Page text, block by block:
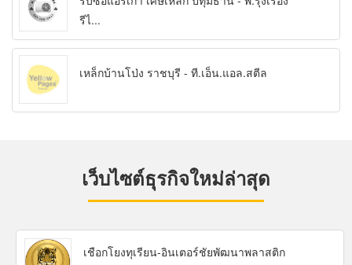
รีไ...
เหล็กบ้านโป่ง ราชบุรี - ที.เอ็น.แอล.สตีล
เว็บไซต์ธุรกิจใหม่ล่าสุด
เชือกโยงทุเรียน-อินเตอร์ชัยพัฒนาพลาสติก